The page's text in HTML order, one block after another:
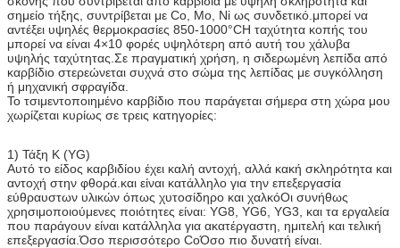
σημείο τήξης, συντρίβεται με Co, Mo, Ni ως συνδετικό.μπορεί να
αντέξει υψηλές θερμοκρασίες 850-1000°CΗ ταχύτητα κοπής του
μπορεί να είναι 4×10 φορές υψηλότερη από αυτή του χάλυβα
υψηλής ταχύτητας.Σε πραγματική χρήση, η σιδερωμένη λεπίδα από
καρβίδιο στερεώνεται συχνά στο σώμα της λεπίδας με συγκόλληση
ή μηχανική σφραγίδα.
Το τσιμεντοποιημένο καρβίδιο που παράγεται σήμερα στη χώρα μου
χωρίζεται κυρίως σε τρεις κατηγορίες:
1) Τάξη K (YG)
Αυτό το είδος καρβιδίου έχει καλή αντοχή, αλλά κακή σκληρότητα και
αντοχή στην φθορά.και είναι κατάλληλο για την επεξεργασία
εύθραυστων υλικών όπως χυτοσίδηρο και χαλκόΟι συνήθως
χρησιμοποιούμενες ποιότητες είναι: YG8, YG6, YG3, και τα εργαλεία
που παράγουν είναι κατάλληλα για ακατέργαστη, ημιτελή και τελική
επεξεργασία.Όσο περισσότερο CoΌσο πιο δυνατή είναι.